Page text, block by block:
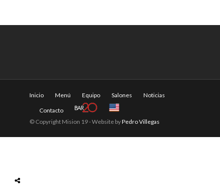
Inicio Menú Equipo Salones Noticias
Contacto
© Copyright Mision 19 - Website byPedro Villegas